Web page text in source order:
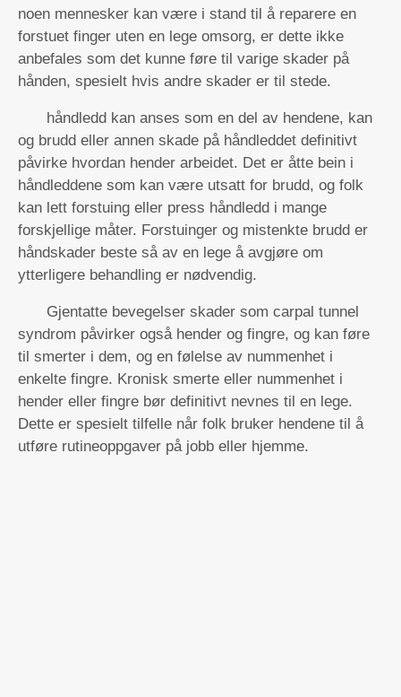
noen mennesker kan være i stand til å reparere en
forstuet finger uten en lege omsorg, er dette ikke
anbefales som det kunne føre til varige skader på
hånden, spesielt hvis andre skader er til stede.
håndledd kan anses som en del av hendene, kan
og brudd eller annen skade på håndleddet definitivt
påvirke hvordan hender arbeidet. Det er åtte bein i
håndleddene som kan være utsatt for brudd, og folk
kan lett forstuing eller press håndledd i mange
forskjellige måter. Forstuinger og mistenkte brudd er
håndskader beste så av en lege å avgjøre om
ytterligere behandling er nødvendig.
Gjentatte bevegelser skader som carpal tunnel
syndrom påvirker også hender og fingre, og kan føre
til smerter i dem, og en følelse av nummenhet i
enkelte fingre. Kronisk smerte eller nummenhet i
hender eller fingre bør definitivt nevnes til en lege.
Dette er spesielt tilfelle når folk bruker hendene til å
utføre rutineoppgaver på jobb eller hjemme.